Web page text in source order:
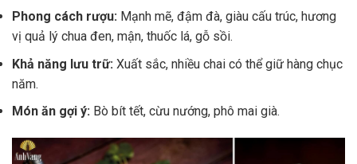
Phong cách rượu: Mạnh mẽ, đậm đà, giàu cấu trúc, hương
vị quả lý chua đen, mận, thuốc lá, gỗ sồi.
Khả năng lưu trữ: Xuất sắc, nhiều chai có thể giữ hàng chục
năm.
Món ăn gợi ý: Bò bít tết, cừu nướng, phô mai già.